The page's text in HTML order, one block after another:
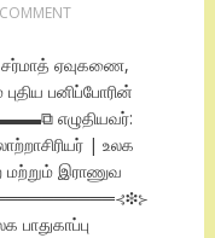
ஏவுகணை,
பனிப்போரின்
எழுதியவர்:
| உலக
மற்றும் இராணுவ
பாதுகாப்பு